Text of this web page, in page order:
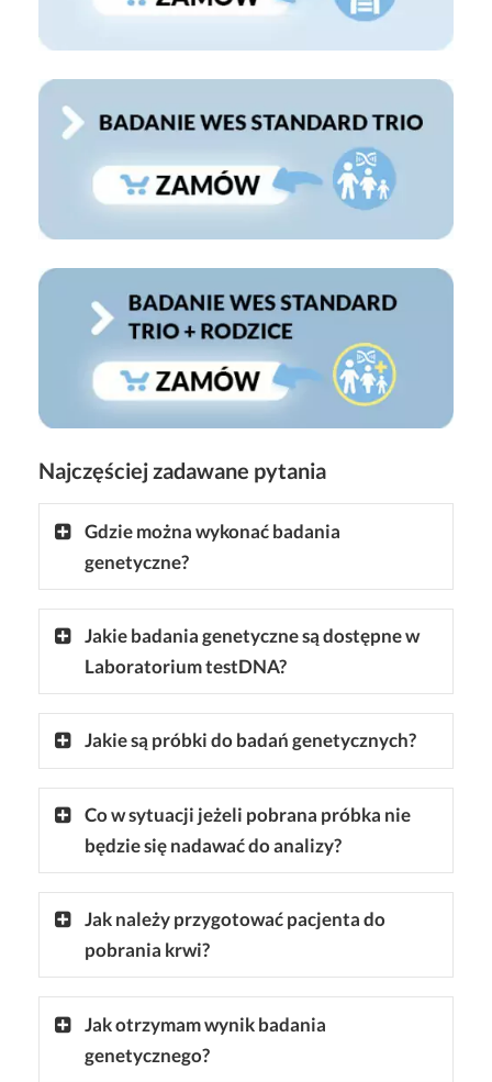
Najczęściej zadawane pytania
Gdzie można wykonać badania
genetyczne?
Jakie badania genetyczne są dostępne w
Laboratorium testDNA?
Jakie są próbki do badań genetycznych?
Co w sytuacji jeżeli pobrana próbka nie
będzie się nadawać do analizy?
Jak należy przygotować pacjenta do
pobrania krwi?
Jak otrzymam wynik badania
genetycznego?